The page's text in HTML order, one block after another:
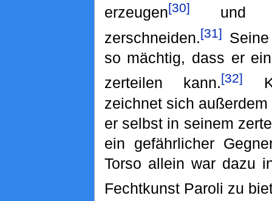
erzeugen[30]
und
zerschneiden.[31]
so mächtig, dass er
zerteilen kann.[32]
zeichnet sich
er selbst in seinem
ein gefährlicher
Torso allein war dazu
Fechtkunst Paroli zu